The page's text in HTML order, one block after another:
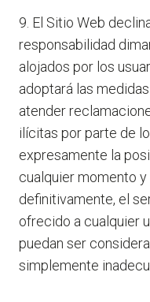
9. El Sitio Web
responsabilidad
alojados por los
adoptará las
atender
ilícitas por parte de
expresamente la
cualquier momento
definitivamente, el
ofrecido a cualquier
puedan ser
simplemente